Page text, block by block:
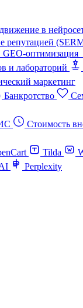
в
репутацией
GEO-оптимизация
и лабораторий
маркетинг
Банкротство
Стоимость
Tilda
Perplexity